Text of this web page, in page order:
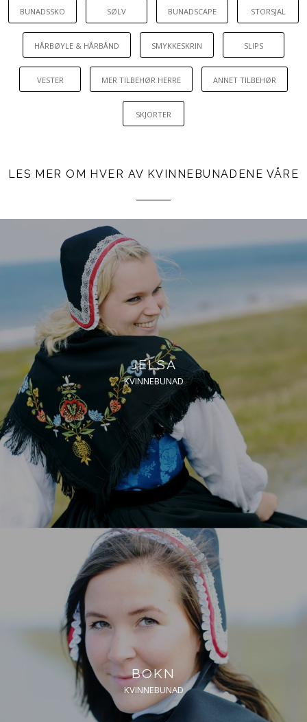
BUNADSSKO SØLV BUNADSCAPE STORSJAL
HÅRBØYLE & HÅRBÅND SMYKKESKRIN SLIPS
VESTER MER TILBEHØR HERRE ANNET TILBEHØR
SKJORTER
LES MER OM HVER AV KVINNEBUNADENE VÅRE
JELSA
KVINNEBUNAD
BOKN
KVINNEBUNAD